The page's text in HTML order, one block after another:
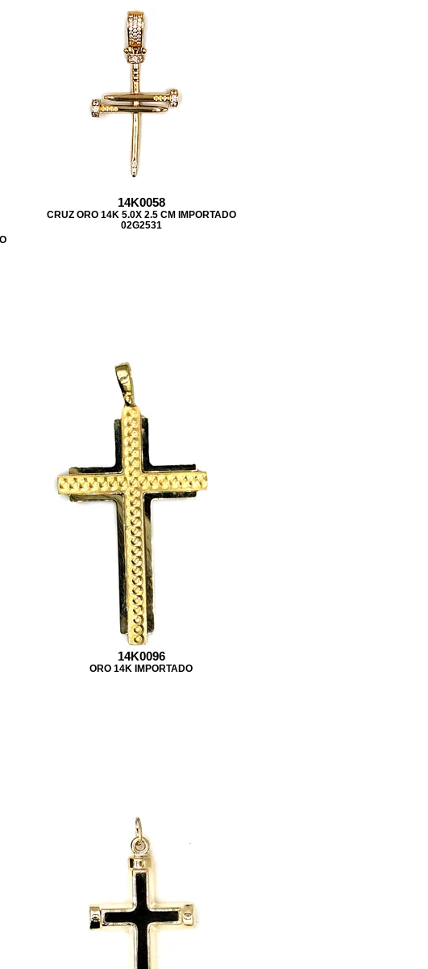
14K0058
CRUZ ORO 14K 5.0X 2.5 CM IMPORTADO
02G2531
14K0096
ORO 14K IMPORTADO